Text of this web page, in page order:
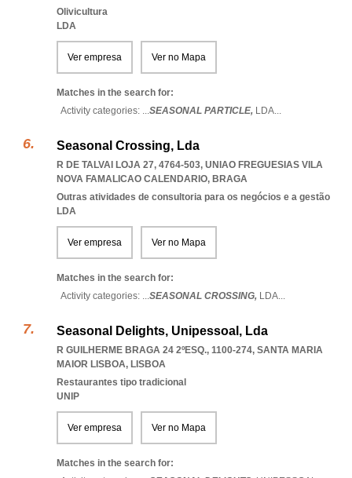
Olivicultura
LDA
Ver empresa Ver no Mapa
Matches in the search for:
Activity categories: ...SEASONAL PARTICLE, LDA...
Seasonal Crossing, Lda
R DE TALVAI LOJA 27, 4764-503, UNIAO FREGUESIAS VILA
NOVA FAMALICAO CALENDARIO, BRAGA
Outras atividades de consultoria para os negócios e a gestão
LDA
Ver empresa Ver no Mapa
Matches in the search for:
Activity categories: ...SEASONAL CROSSING, LDA...
Seasonal Delights, Unipessoal, Lda
R GUILHERME BRAGA 24 2ºESQ., 1100-274, SANTA MARIA
MAIOR LISBOA, LISBOA
Restaurantes tipo tradicional
UNIP
Ver empresa Ver no Mapa
Matches in the search for: